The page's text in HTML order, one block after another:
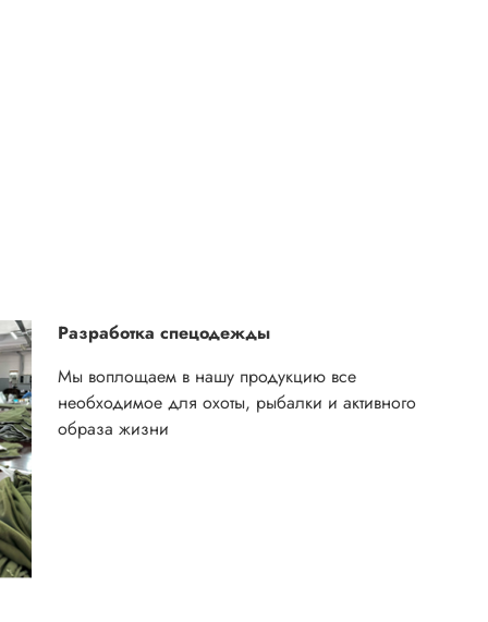
Разработка спецодежды
Мы воплощаем в нашу продукцию все
необходимое для охоты, рыбалки и активного
образа жизни